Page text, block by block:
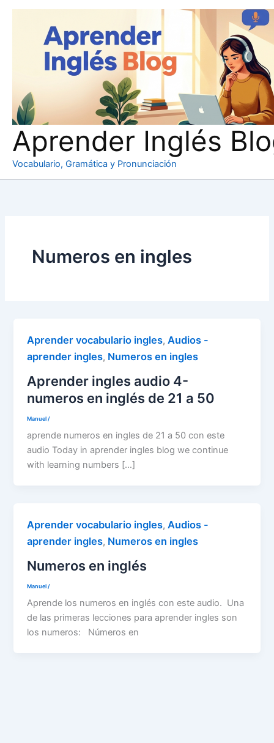
Aprender Inglés
Vocabulario, Gramática y Pronunciación
Numeros en ingles
Aprender vocabulario ingles,Audios -
aprender ingles, Numeros en ingles
Aprender ingles audio 4-
numeros en inglés de 21 a 50
Manuel/
aprende numeros en ingles de 21 a 50 con este
audio Today in aprender ingles blog we continue
with learning numbers […]
Aprender vocabulario ingles,Audios -
aprender ingles, Numeros en ingles
Numeros en inglés
Manuel/
Aprende los numeros en inglés con este audio. Una
de las primeras lecciones para aprender ingles son
los numeros: Números en